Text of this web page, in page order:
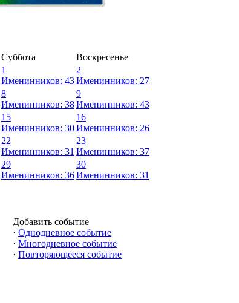
Суббота
Воскресенье
1
Именинников: 43
2
Именинников: 27
8
Именинников: 38
9
Именинников: 43
15
Именинников: 30
16
Именинников: 26
22
Именинников: 31
23
Именинников: 37
29
Именинников: 36
30
Именинников: 31
Добавить событие
· Однодневное событие
· Многодневное событие
· Повторяющееся событие